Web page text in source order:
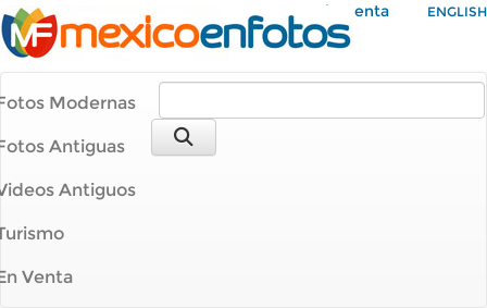
Mi Cuenta ENGLISH
Modernas
Antiguas
Antiguos
Venta